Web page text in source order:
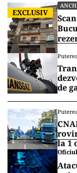
EXCLUSIV
de
la 1